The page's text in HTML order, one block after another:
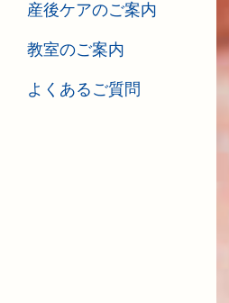
産後ケアのご案内
教室のご案内
よくあるご質問